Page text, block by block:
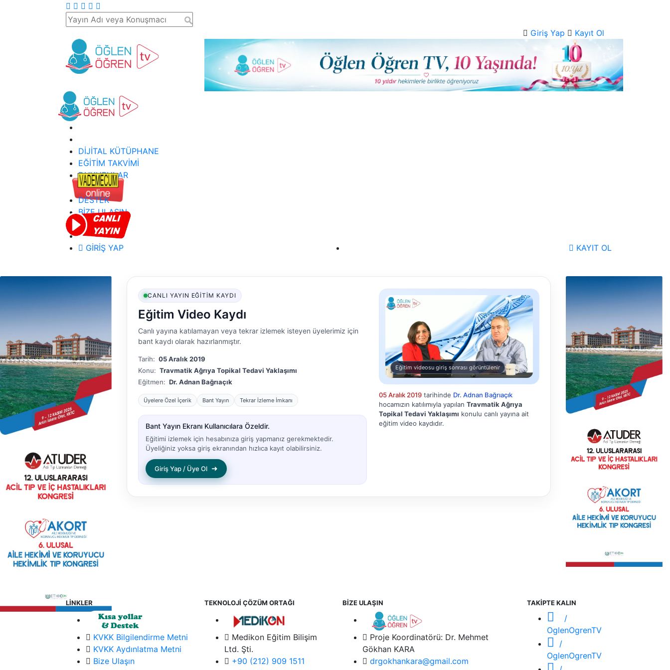
Giriş Yap Kayıt Ol
DİJİTAL KÜTÜPHANE
EĞİTİM TAKVİMİ
DUYURULAR
DESTEK
BİZE ULAŞIN
GİRİŞ YAP KAYIT OL
CANLI YAYIN EĞITIM KAYDI
Eğitim Video Kaydı
Canlı yayına katılamayan veya tekrar izlemek isteyen üyelerimiz için
bant kaydı olarak hazırlanmıştır.
Tarih: 05 Aralık 2019
Konu: Travmatik Ağrıya Topikal Tedavi Yaklaşımı
Eğitmen: Dr. Adnan Bağrıaçık
Üyelere Özel İçerik Bant Yayın Tekrar İzleme İmkanı
Bant Yayın Ekranı Kullanıcılara Özeldir.
Eğitimi izlemek için hesabınıza giriş yapmanız gerekmektedir.
Üyeliğiniz yoksa giriş ekranından hızlıca kayıt olabilirsiniz.
Giriş Yap / Üye Ol ➜
Eğitim videosu giriş sonrası görüntülenir
05 Aralık 2019 tarihinde Dr. Adnan Bağrıaçık
hocamızın katılımıyla yapılanTravmatik Ağrıya
Topikal Tedavi Yaklaşımı konulu canlı yayına ait
eğitim video kaydıdır.
LİNKLER
KVKK Bilgilendirme Metni
KVKK Aydınlatma Metni
Bize Ulaşın
TEKNOLOJİ ÇÖZÜM ORTAĞI
Medikon Eğitim Bilişim
Ltd. Şti.
+90 (212) 909 1511
BİZE ULAŞIN
Proje Koordinatörü: Dr. Mehmet
Gökhan KARA
drgokhankara@gmail.com
TAKİPTE KALIN
/
OglenOgrenTV
/
OglenOgrenTV